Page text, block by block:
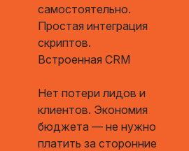
самостоятельно.
Простая интеграция
скриптов.
Встроенная CRM
Нет потери лидов и
клиентов. Экономия
бюджета — не нужно
платить за сторонние